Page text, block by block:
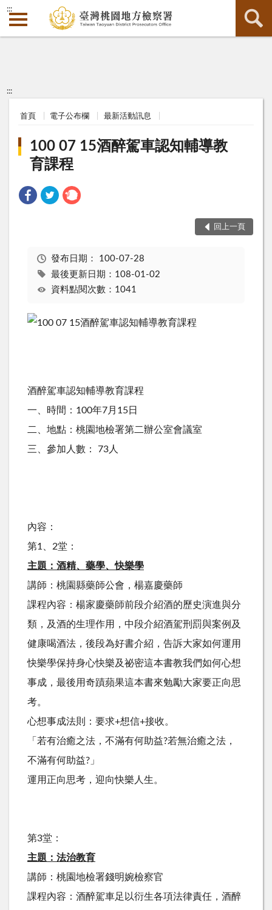
:::
:::
首頁 電子公布欄 最新活動訊息
100 07 15酒醉駕車認知輔導教
育課程
回上一頁
發布日期： 100-07-28
最後更新日期：108-01-02
資料點閱次數：1041
酒醉駕車認知輔導教育課程
一、時間：100年7月15日
二、地點：桃園地檢署第二辦公室會議室
三、參加人數： 73人
內容：
第1、2堂：
主題：酒精、藥學、快樂學
講師：桃園縣藥師公會，楊嘉慶藥師
課程內容：楊家慶藥師前段介紹酒的歷史演進與分
類，及酒的生理作用，中段介紹酒駕刑罰與案例及
健康喝酒法，後段為好書介紹，告訴大家如何運用
快樂學保持身心快樂及祕密這本書教我們如何心想
事成，最後用奇蹟蘋果這本書來勉勵大家要正向思
考。
心想事成法則：要求+想信+接收。
「若有治癒之法，不滿有何助益?若無治癒之法，
不滿有何助益?」
運用正向思考，迎向快樂人生。
第3堂：
主題：法治教育
講師：桃園地檢署錢明婉檢察官
課程內容：酒醉駕車足以衍生各項法律責任，酒醉